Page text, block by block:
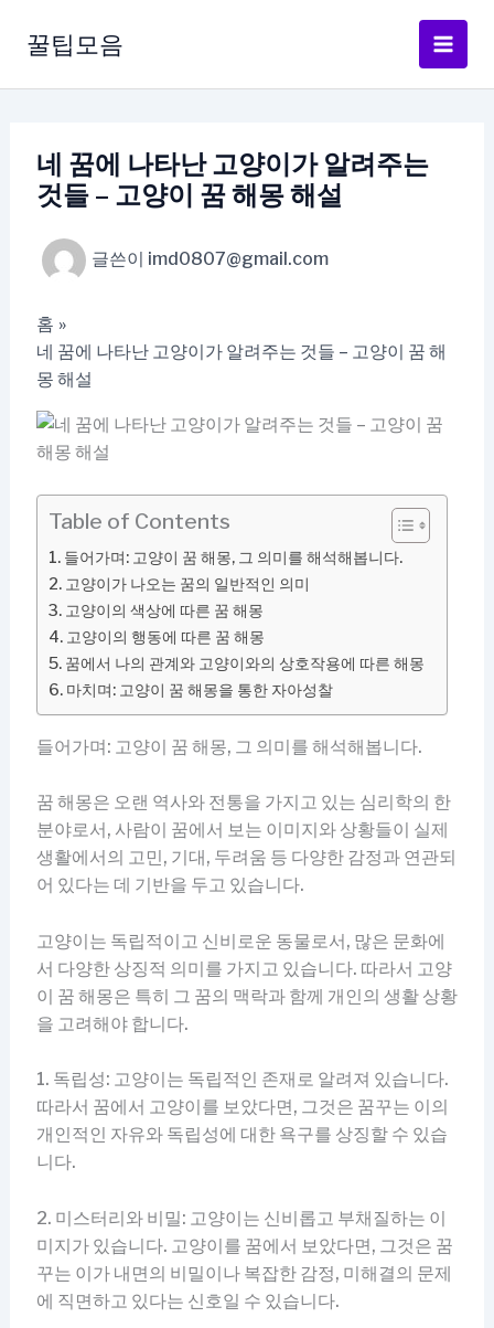
로
꿀팁모음
네 꿈에 나타난 고양이가 알려주는
것들 – 고양이 꿈 해몽 해설
글쓴이 imd0807@gmail.com
홈
네 꿈에 나타난 고양이가 알려주는 것들 – 고양이 꿈 해
몽 해설
Table of Contents
들어가며: 고양이 꿈 해몽, 그 의미를 해석해봅니다.
고양이가 나오는 꿈의 일반적인 의미
고양이의 색상에 따른 꿈 해몽
고양이의 행동에 따른 꿈 해몽
꿈에서 나의 관계와 고양이와의 상호작용에 따른 해몽
마치며: 고양이 꿈 해몽을 통한 자아성찰
들어가며: 고양이 꿈 해몽, 그 의미를 해석해봅니다.
꿈 해몽은 오랜 역사와 전통을 가지고 있는 심리학의 한
분야로서, 사람이 꿈에서 보는 이미지와 상황들이 실제
생활에서의 고민, 기대, 두려움 등 다양한 감정과 연관되
어 있다는 데 기반을 두고 있습니다.
고양이는 독립적이고 신비로운 동물로서, 많은 문화에
서 다양한 상징적 의미를 가지고 있습니다. 따라서 고양
이 꿈 해몽은 특히 그 꿈의 맥락과 함께 개인의 생활 상황
을 고려해야 합니다.
1. 독립성: 고양이는 독립적인 존재로 알려져 있습니다.
따라서 꿈에서 고양이를 보았다면, 그것은 꿈꾸는 이의
개인적인 자유와 독립성에 대한 욕구를 상징할 수 있습
니다.
2. 미스터리와 비밀: 고양이는 신비롭고 부채질하는 이
미지가 있습니다. 고양이를 꿈에서 보았다면, 그것은 꿈
꾸는 이가 내면의 비밀이나 복잡한 감정, 미해결의 문제
에 직면하고 있다는 신호일 수 있습니다.